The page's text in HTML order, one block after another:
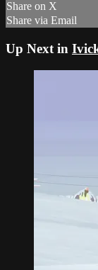
Share on X
Share via Email
Up Next in